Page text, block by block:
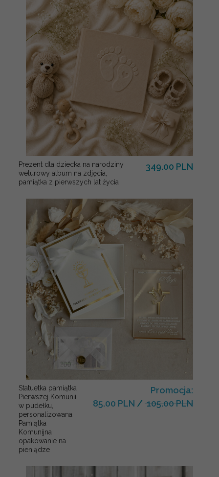
Prezent dla dziecka na narodziny
welurowy album na zdjęcia,
pamiątka z pierwszych lat życia
349.00 PLN
Statuetka pamiątka
Pierwszej Komunii
w pudełku,
personalizowana
Pamiątka
Komunijna
opakowanie na
pieniądze
Promocja:
85.00 PLN / 105.00 PLN